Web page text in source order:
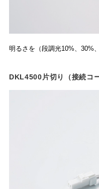
明るさを（段調光10%、30%
DKL4500片切り（接続コー